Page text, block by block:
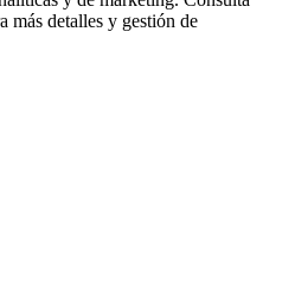
más detalles y gestión de